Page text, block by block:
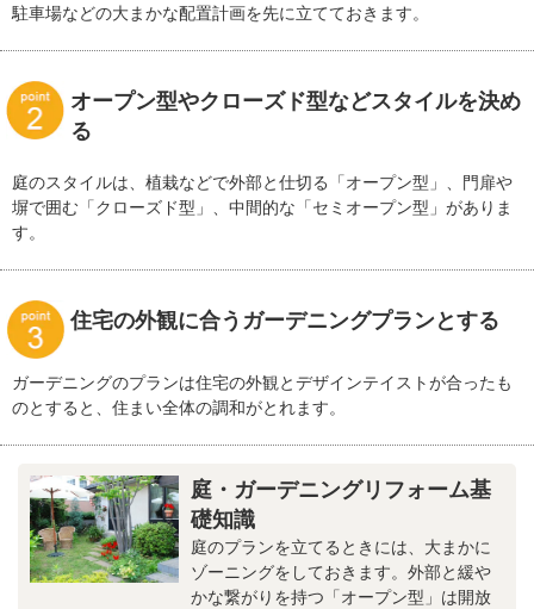
駐車場などの大まかな配置計画を先に立てておきます。
オープン型やクローズド型などスタイルを決め
る
庭のスタイルは、植栽などで外部と仕切る「オープン型」、門扉や
塀で囲む「クローズド型」、中間的な「セミオープン型」がありま
す。
住宅の外観に合うガーデニングプランとする
ガーデニングのプランは住宅の外観とデザインテイストが合ったも
のとすると、住まい全体の調和がとれます。
庭・ガーデニングリフォーム基
礎知識
庭のプランを立てるときには、大まかに
ゾーニングをしておきます。外部と緩や
かな繋がりを持つ「オープン型」は開放